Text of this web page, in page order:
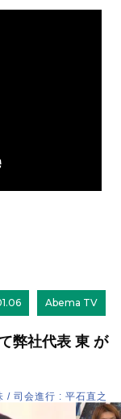
Abema TV
弊社代表 東 が
/ 司会進行 : 平石直之